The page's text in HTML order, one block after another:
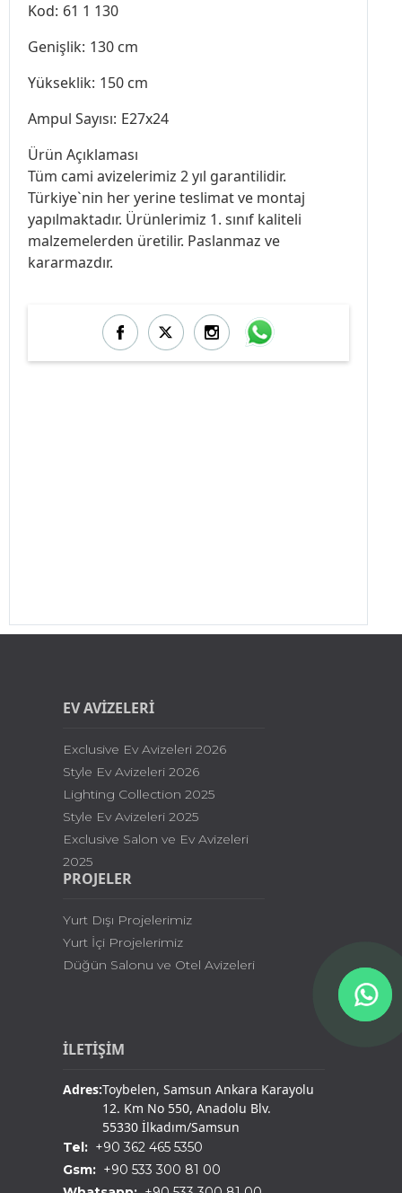
Kod: 61 1 130
Genişlik: 130 cm
Yükseklik: 150 cm
Ampul Sayısı: E27x24
Ürün Açıklaması
Tüm cami avizelerimiz 2 yıl garantilidir.
Türkiye`nin her yerine teslimat ve montaj
yapılmaktadır. Ürünlerimiz 1. sınıf kaliteli
malzemelerden üretilir. Paslanmaz ve
kararmazdır.
EV AVİZELERİ
Exclusive Ev Avizeleri 2026
Style Ev Avizeleri 2026
Lighting Collection 2025
Style Ev Avizeleri 2025
Exclusive Salon ve Ev Avizeleri
2025
PROJELER
Yurt Dışı Projelerimiz
Yurt İçi Projelerimiz
Düğün Salonu ve Otel Avizeleri
İLETİŞİM
Adres:Toybelen, Samsun Ankara Karayolu
12. Km No 550, Anadolu Blv.
55330 İlkadım/Samsun
Tel: +90 362 465 5350
Gsm: +90 533 300 81 00